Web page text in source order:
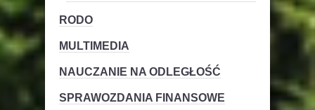
RODO
MULTIMEDIA
NAUCZANIE NA ODLEGŁOŚĆ
SPRAWOZDANIA FINANSOWE